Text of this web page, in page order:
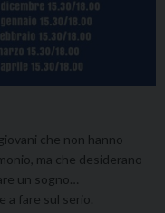
che non hanno
ma che desiderano
un sogno…
a fare sul serio.